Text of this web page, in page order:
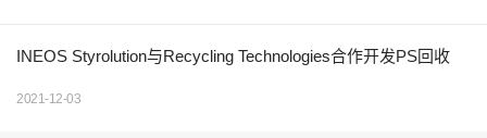
INEOS Styrolution与Recycling Technologies合作开发PS回收
2021-12-03